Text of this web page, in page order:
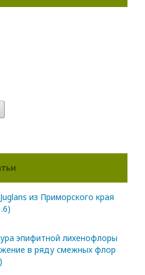
из Приморского края
эпифитной лихенофлоры
в ряду смежных флор